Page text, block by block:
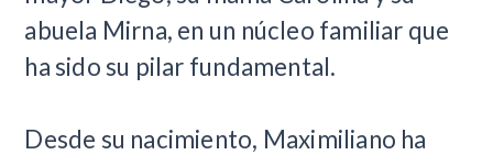
abuela Mirna, en un núcleo familiar que
ha sido su pilar fundamental.
Desde su nacimiento, Maximiliano ha